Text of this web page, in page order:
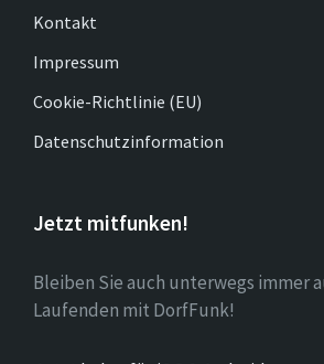
Kontakt
Impressum
Cookie-Richtlinie (EU)
Datenschutzinformation
Jetzt mitfunken!
Bleiben Sie auch unterwegs immer
Laufenden mit DorfFunk!